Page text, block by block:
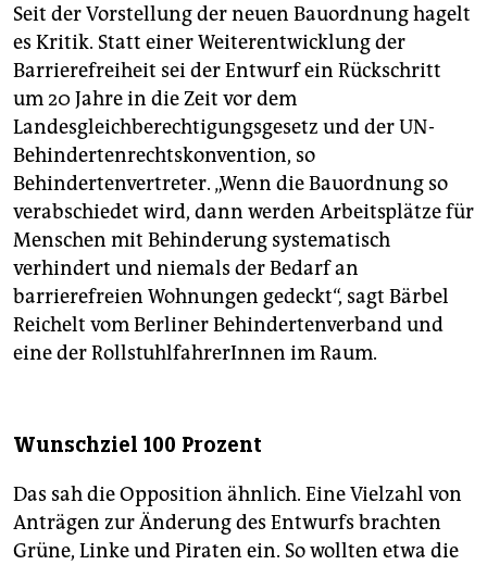
Seit der Vorstellung der neuen Bauordnung hagelt
es Kritik. Statt einer Weiterentwicklung der
Barrierefreiheit sei der Entwurf ein Rückschritt
um 20 Jahre in die Zeit vor dem
Landesgleichberechtigungsgesetz und der UN-
Behindertenrechtskonvention, so
Behindertenvertreter. „Wenn die Bauordnung so
verabschiedet wird, dann werden Arbeitsplätze für
Menschen mit Behinderung systematisch
verhindert und niemals der Bedarf an
barrierefreien Wohnungen gedeckt“, sagt Bärbel
Reichelt vom Berliner Behindertenverband und
eine der RollstuhlfahrerInnen im Raum.
Wunschziel 100 Prozent
Das sah die Opposition ähnlich. Eine Vielzahl von
Anträgen zur Änderung des Entwurfs brachten
Grüne, Linke und Piraten ein. So wollten etwa die